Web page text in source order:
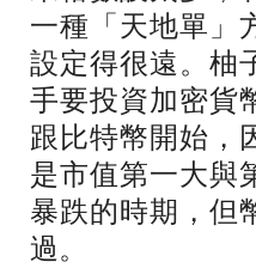
一種「天地單」
設定得很遠。柚
手要投資加密貨
跟比特幣開始，
是市值第一大與
暴跌的時期，但
過。